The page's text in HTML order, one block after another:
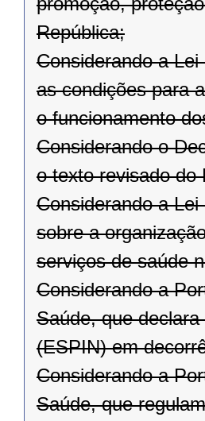
República;
Considerando a
as condições para
o funcionamento
Considerando o
o texto revisado do
Considerando a
sobre a
serviços de saúde
Considerando a
Saúde, que
(ESPIN) em
Considerando a
Saúde, que